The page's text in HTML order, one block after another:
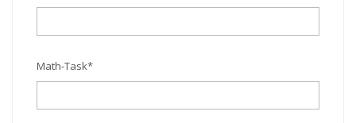
Math-Task*